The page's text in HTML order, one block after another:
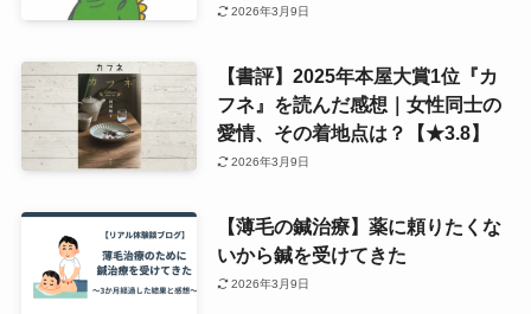
2026年3月9日
【書評】2025年本屋大賞1位『カ
フネ』を読んだ感想｜女性同士の
愛情、その着地点は？【★3.8】
2026年3月9日
【薄毛の鍼治療】薬に頼りたくな
いから鍼を受けてきた
2026年3月9日